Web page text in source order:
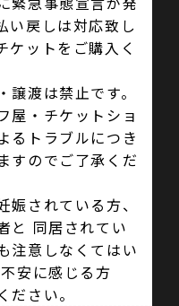
い戻しは対応致し
ケットをご購入く
渡は禁止です。
屋・チケットショ
るトラブルにつき
すのでご了承くだ
されている方、
と 同居されてい
注意しなくてはい
安に感じる方
さい。